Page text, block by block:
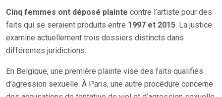
Cinq femmes ont déposé plainte contre l’artiste pour des
faits qui se seraient produits entre 1997 et 2015. La justice
examine actuellement trois dossiers distincts dans
différentes juridictions.
En Belgique, une première plainte vise des faits qualifiés
d’agression sexuelle. À Paris, une autre procédure concerne